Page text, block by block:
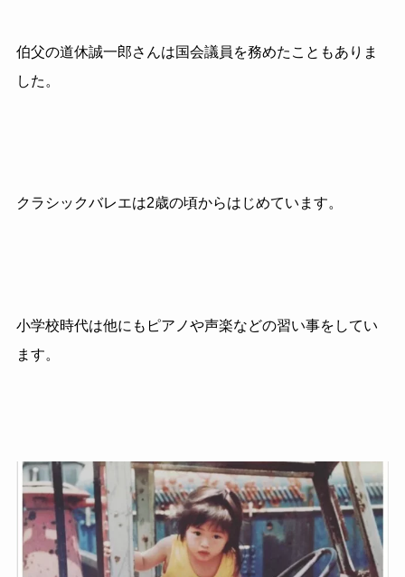
伯父の道休誠一郎さんは国会議員を務めたこともありま
した。
クラシックバレエは2歳の頃からはじめています。
小学校時代は他にもピアノや声楽などの習い事をしてい
ます。